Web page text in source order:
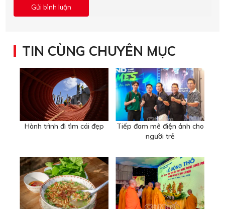
TIN CÙNG CHUYÊN MỤC
Hành trình đi tìm cái đẹp
Tiếp đam mê điện ảnh cho
người trẻ